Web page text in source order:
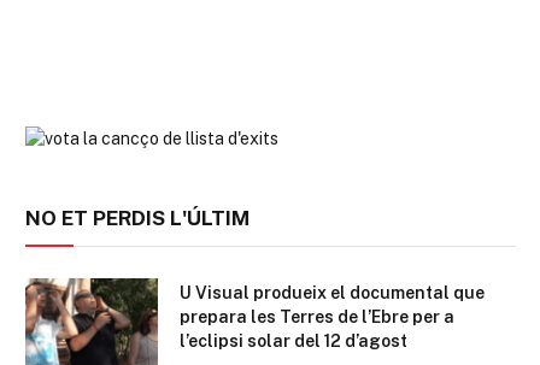
NO ET PERDIS L'ÚLTIM
U Visual produeix el documental que
prepara les Terres de l’Ebre per a
l’eclipsi solar del 12 d’agost